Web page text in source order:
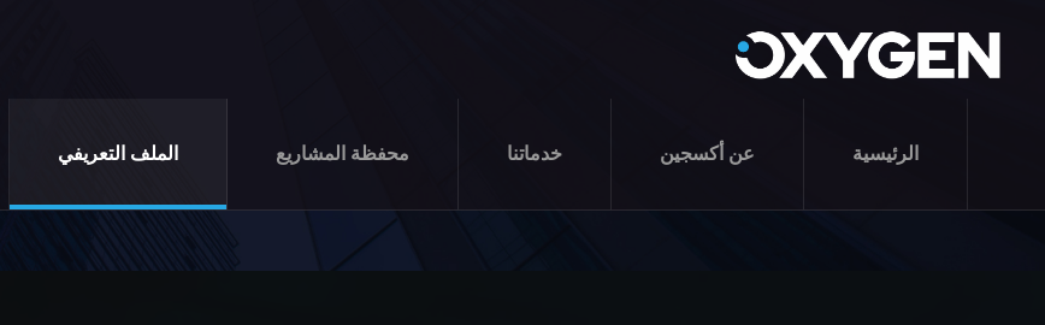
الرئيسية عن أكسجين خدماتنا محفظة المشاريع الملف التعريفي